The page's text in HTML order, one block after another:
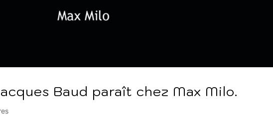
Baud paraît chez Max Milo.